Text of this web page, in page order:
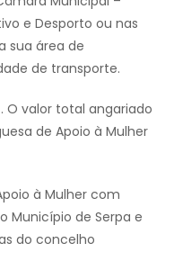
e Desporto ou nas
sua área de
de transporte.
O valor total angariado
de Apoio à Mulher
à Mulher com
Município de Serpa e
do concelho